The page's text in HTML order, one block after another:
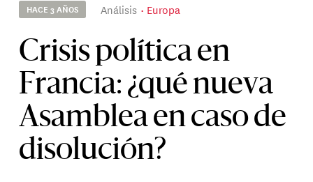
HACE 3 AÑOS Análisis Europa
Crisis política en
Francia: ¿qué nueva
Asamblea en caso de
disolución?